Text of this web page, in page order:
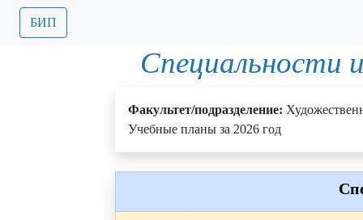
БИП
Специальности
Факультет/подразделение:
Учебные планы за 2026 год